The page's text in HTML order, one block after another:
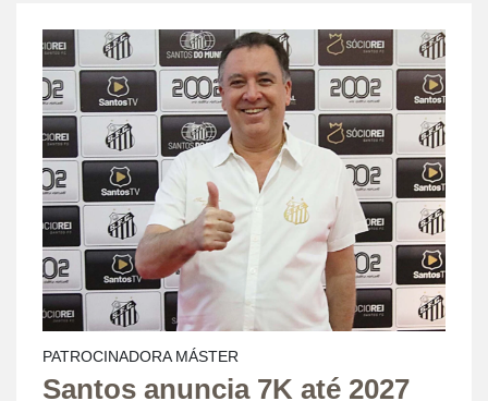
PATROCINADORA MÁSTER
Santos anuncia 7K até 2027